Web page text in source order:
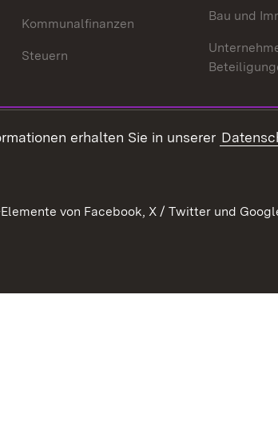
Kommunalfinanzen
Steuern
Bau und
erhalten Sie in unserer
von Facebook, X / Twitter und